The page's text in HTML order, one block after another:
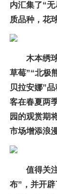
内汇集了“
质品种，花
木本绣
草莓”“北极
贝拉安娜”
客在春夏两
园的观赏期
市场增添浪
值得关
布”，并开